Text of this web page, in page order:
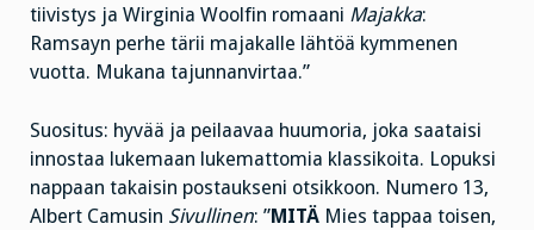
tiivistys ja Wirginia Woolfin romaani Majakka:
Ramsayn perhe tärii majakalle lähtöä kymmenen
vuotta. Mukana tajunnanvirtaa.”
Suositus: hyvää ja peilaavaa huumoria, joka saataisi
innostaa lukemaan lukemattomia klassikoita. Lopuksi
nappaan takaisin postaukseni otsikkoon. Numero 13,
Albert Camusin Sivullinen: ”MITÄ Mies tappaa toisen,